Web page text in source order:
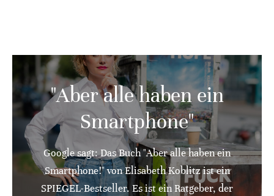
"Aber alle haben ein
Smartphone"
Google sagt: Das Buch "Aber alle haben ein
Smartphone!" von Elisabeth Koblitz ist ein
SPIEGEL-Bestseller. Es ist ein Ratgeber, der